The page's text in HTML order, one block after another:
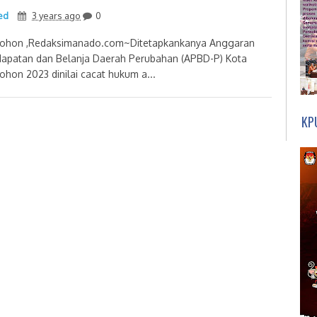
3 years ago 0
,Redaksimanado.com~Ditetapkankanya Anggaran
dan Belanja Daerah Perubahan (APBD-P) Kota
2023 dinilai cacat hukum a...